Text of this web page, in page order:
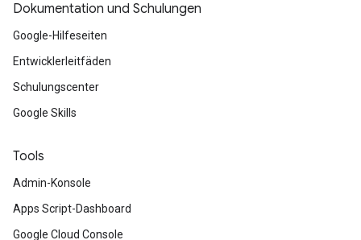
Dokumentation und Schulungen
Google-Hilfeseiten
Entwicklerleitfäden
Schulungscenter
Google Skills
Tools
Admin-Konsole
Apps Script-Dashboard
Google Cloud Console